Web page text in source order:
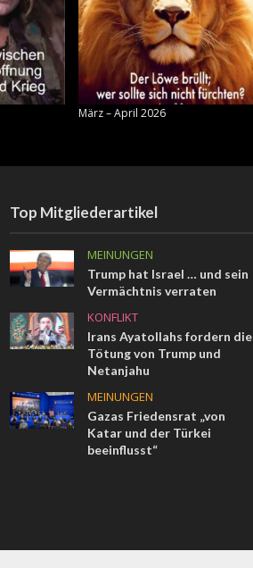
März – April 2026
Top Mitgliederartikel
MEINUNGEN
Trump hat Israel … und sein
Vermächtnis verraten
KONFLIKT
Irans Ayatollahs fordern die
Tötung von Trump und
Netanjahu
MEINUNGEN
Gazas Friedensrat „von
Katar und der Türkei
beeinflusst“